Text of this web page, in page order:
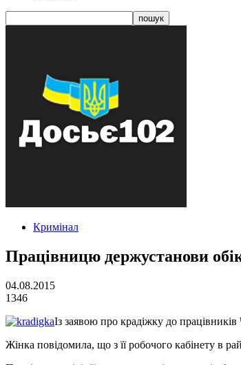
Кримінал
Працівницю держустанови
04.08.2015
1346
Із заявою про крадіжку до
Жінка повідомила, що з її робочого кабінету в